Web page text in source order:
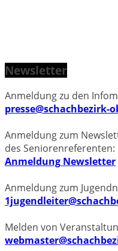
Newsletter
Anmeldung zu den
presse@schachbezirk-
Anmeldung zum
des Seniorenreferenten:
Anmeldung Newsletter
Anmeldung zum
Melden von